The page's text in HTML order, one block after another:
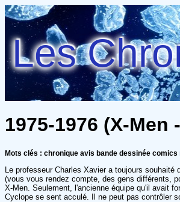
Les
1975-1976 (X-
Mots clés : chronique avis bande dessinée
Le professeur Charles Xavier a toujours
(vous vous rendez compte, des gens différents,
X-Men. Seulement, l'ancienne équipe qu'il avait
Cyclope se sent acculé. Il ne peut pas contrôler